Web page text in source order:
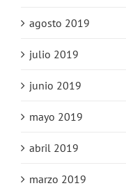
agosto 2019
julio 2019
junio 2019
mayo 2019
abril 2019
marzo 2019